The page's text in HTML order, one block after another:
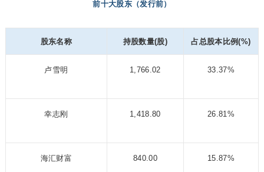
前十大股东（发行前）
股东名称 持股数量(股) 占总股本比例(%)
卢雪明 1,766.02 33.37%
幸志刚 1,418.80 26.81%
海汇财富 840.00 15.87%